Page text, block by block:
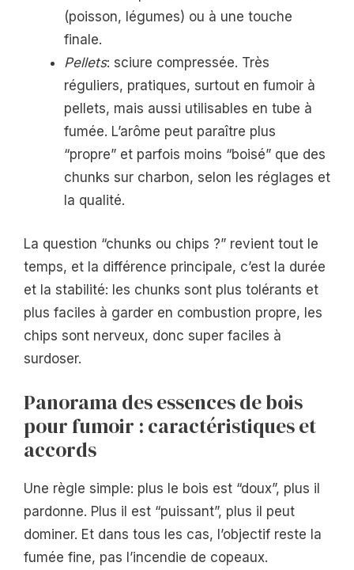
(poisson, légumes) ou à une touche
finale.
Pellets: sciure compressée. Très
réguliers, pratiques, surtout en fumoir à
pellets, mais aussi utilisables en tube à
fumée. L’arôme peut paraître plus
“propre” et parfois moins “boisé” que des
chunks sur charbon, selon les réglages et
la qualité.
La question “chunks ou chips ?” revient tout le
temps, et la différence principale, c’est la durée
et la stabilité: les chunks sont plus tolérants et
plus faciles à garder en combustion propre, les
chips sont nerveux, donc super faciles à
surdoser.
Panorama des essences de bois
pour fumoir : caractéristiques et
accords
Une règle simple: plus le bois est “doux”, plus il
pardonne. Plus il est “puissant”, plus il peut
dominer. Et dans tous les cas, l’objectif reste la
fumée fine, pas l’incendie de copeaux.